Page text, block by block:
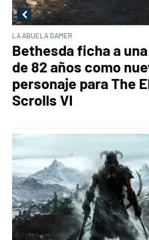
LA ABUELA GAMER
Bethesda ficha a
de 82 años como
personaje para The
Scrolls VI